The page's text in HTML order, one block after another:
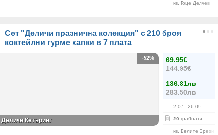
кв. Гоце Делчев
Сет "Деличи празнична колекция" с 210 броя
коктейлни гурме хапки в 7 плата
69.95€
144.95€
136.81лв
283.50лв
2.07 - 26.09
20 грабнати
кв. Белите Брези
-52%
Деличи Кетъринг